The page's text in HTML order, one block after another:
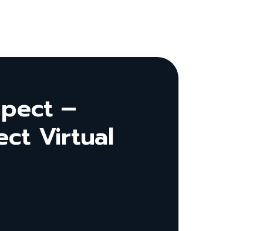
–
Virtual